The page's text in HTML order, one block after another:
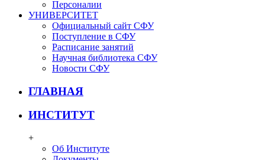
Персоналии
УНИВЕРСИТЕТ
Официальный сайт СФУ
Поступление в СФУ
Расписание занятий
Научная библиотека СФУ
Новости СФУ
ГЛАВНАЯ
ИНСТИТУТ
+
Об Институте